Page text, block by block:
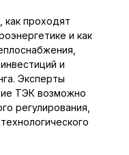
как проходят
и как
и
Эксперты
ТЭК возможно
регулирования,